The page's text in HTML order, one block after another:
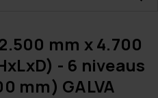
mm x 4.700
- 6 niveaus
mm) GALVA